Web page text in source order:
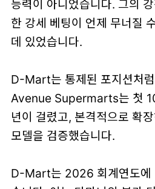
능력이 아니었습니다. 그의
한 강세 베팅이 언제 무너질
데 있었습니다.
D-Mart는 통제된 포지션처
Avenue Supermarts는 첫
년이 걸렸고, 본격적으로 확
모델을 검증했습니다.
D-Mart는 2026 회계연도에